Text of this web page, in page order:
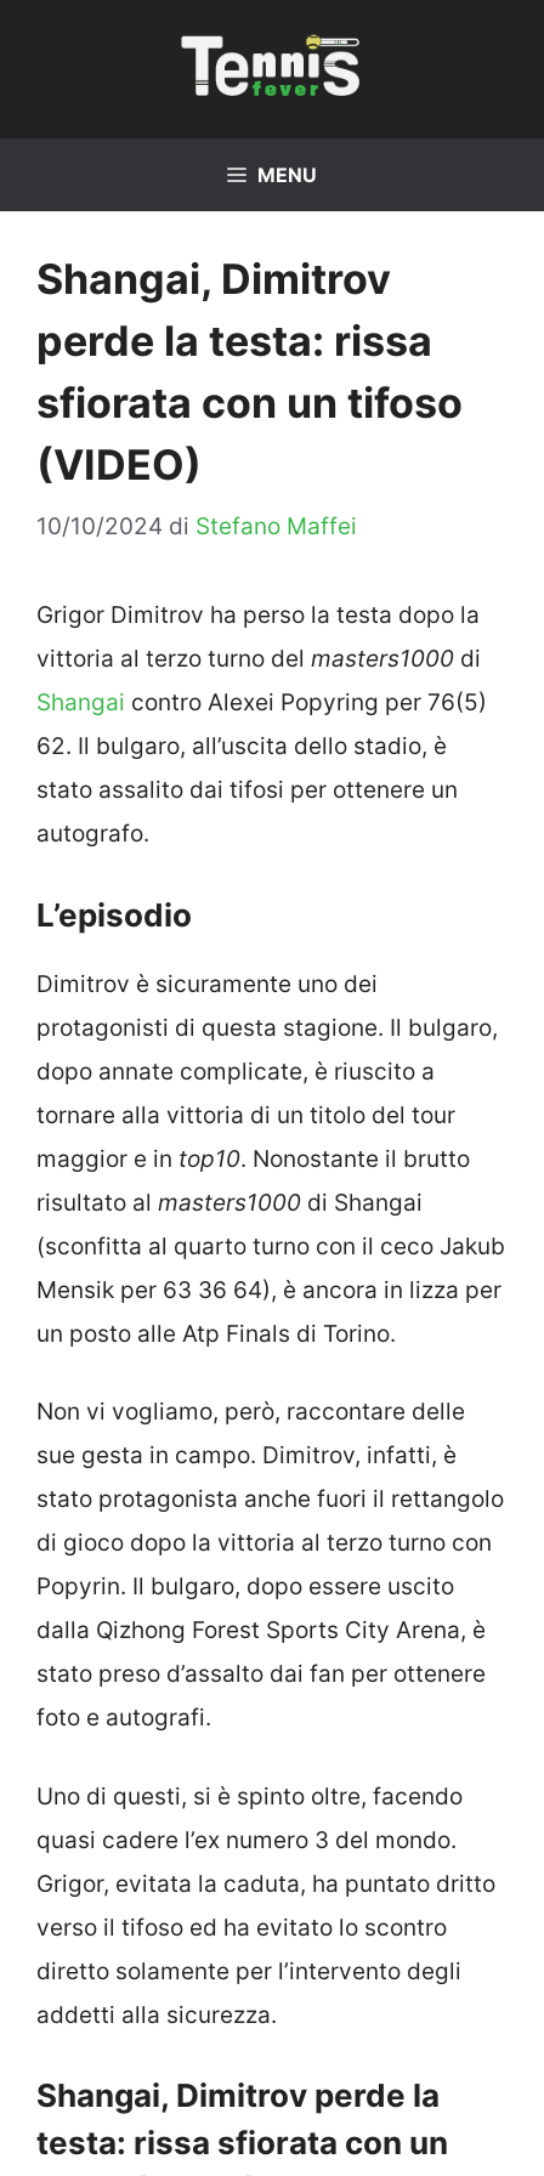
MENU
Shangai, Dimitrov
perde la testa: rissa
sfiorata con un tifoso
(VIDEO)
10/10/2024 di Stefano Maffei
Grigor Dimitrov ha perso la testa dopo la
vittoria al terzo turno del masters1000 di
Shangai contro Alexei Popyring per 76(5)
62. Il bulgaro, all’uscita dello stadio, è
stato assalito dai tifosi per ottenere un
autografo.
L’episodio
Dimitrov è sicuramente uno dei
protagonisti di questa stagione. Il bulgaro,
dopo annate complicate, è riuscito a
tornare alla vittoria di un titolo del tour
maggior e in top10. Nonostante il brutto
risultato al masters1000 di Shangai
(sconfitta al quarto turno con il ceco Jakub
Mensik per 63 36 64), è ancora in lizza per
un posto alle Atp Finals di Torino.
Non vi vogliamo, però, raccontare delle
sue gesta in campo. Dimitrov, infatti, è
stato protagonista anche fuori il rettangolo
di gioco dopo la vittoria al terzo turno con
Popyrin. Il bulgaro, dopo essere uscito
dalla Qizhong Forest Sports City Arena, è
stato preso d’assalto dai fan per ottenere
foto e autografi.
Uno di questi, si è spinto oltre, facendo
quasi cadere l’ex numero 3 del mondo.
Grigor, evitata la caduta, ha puntato dritto
verso il tifoso ed ha evitato lo scontro
diretto solamente per l’intervento degli
addetti alla sicurezza.
Shangai, Dimitrov perde la
testa: rissa sfiorata con un